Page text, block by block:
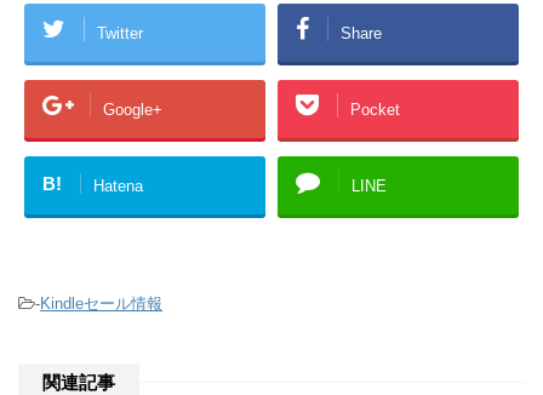
Twitter Share
Google+ Pocket
B! Hatena LINE
-Kindleセール情報
関連記事